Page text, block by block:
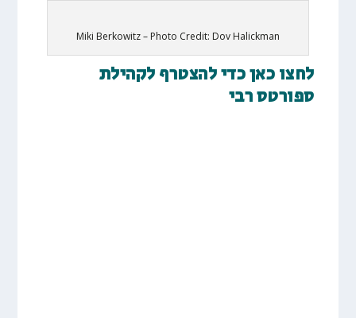
Miki Berkowitz – Photo Credit: Dov Halickman
לחצו כאן כדי להצטרף לקהילת
ספורטס רבי